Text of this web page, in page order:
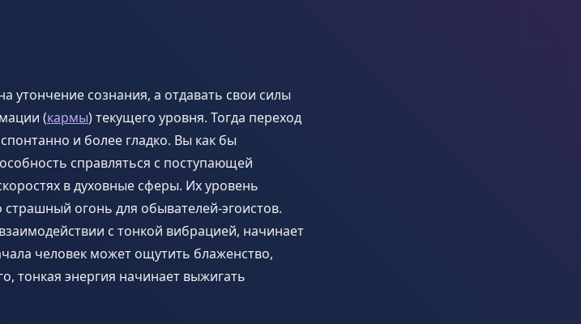
утончение сознания, а отдавать свои силы
(кармы) текущего уровня. Тогда переход
и более гладко. Вы как бы
справляться с поступающей
в духовные сферы. Их уровень
огонь для обывателей-эгоистов.
с тонкой вибрацией, начинает
человек может ощутить блаженство,
тонкая энергия начинает выжигать